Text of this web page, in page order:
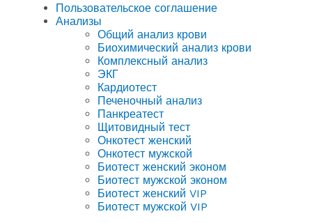
Пользовательское соглашение
Анализы
Общий анализ крови
Биохимический анализ крови
Комплексный анализ
ЭКГ
Кардиотест
Печеночный анализ
Панкреатест
Щитовидный тест
Онкотест женский
Онкотест мужской
Биотест женский эконом
Биотест мужской эконом
Биотест женский VIP
Биотест мужской VIP